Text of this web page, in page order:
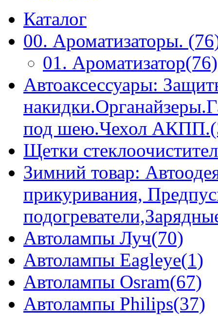
Каталог
00. Ароматизаторы.
01. Ароматизатор(76)
Автоаксессуары:
под шею.Чехол
Щетки
Зимний товар:
прикуривания,
Автолампы Луч(70)
Автолампы Eagleye(1)
Автолампы Osram(67)
Автолампы Philips(37)